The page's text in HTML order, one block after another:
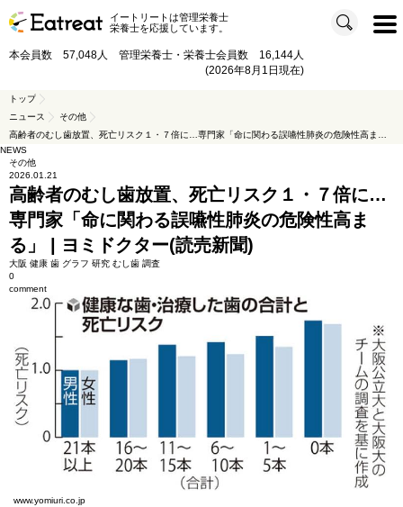
イートリートは管理栄養士
栄養士を応援しています。
t
o
t
本会員数 57,048人 管理栄養士・栄養士会員数 16,144人
(2026年8月1日現在)
トップ
ニュース
その他
NEWS
その他
2026.01.21
高齢者のむし歯放置、死亡リスク１・７倍に…
専門家「命に関わる誤嚥性肺炎の危険性高ま
る」 | ヨミドクター(読売新聞)
大阪 健康 歯 グラフ 研究 むし歯 調査
0
comment
www.yomiuri.co.jp